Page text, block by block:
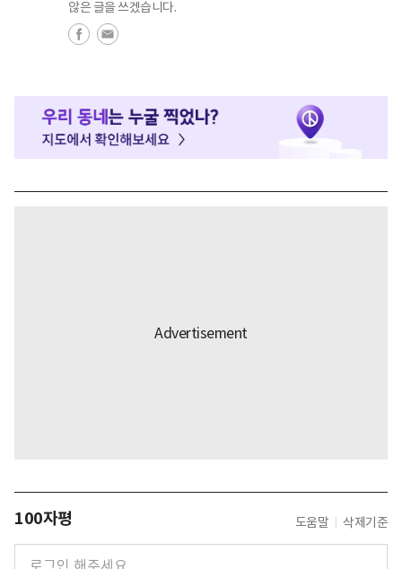
않은 글을 쓰겠습니다.
100자평 도움말 삭제기준